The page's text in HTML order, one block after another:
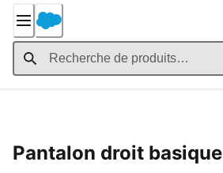
Content
Pantalon droit basique